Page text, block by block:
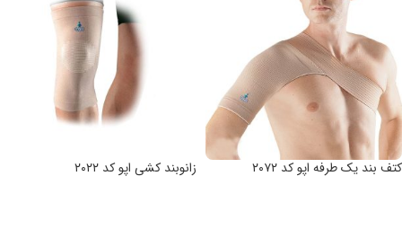
کتف بند یک طرفه اپو کد ۲۰۷۲ زانوبند کشی اپو کد ۲۰۲۲